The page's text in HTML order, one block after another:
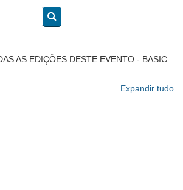
Buscar cursos
AS EDIÇÕES DESTE EVENTO - BASIC
Expandir tudo